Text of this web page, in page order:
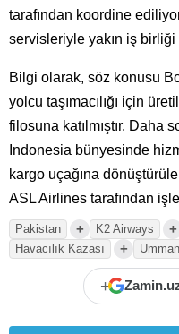
tarafından koordine
servisleriyle yakın iş birliği
Bilgi olarak, söz konusu
yolcu taşımacılığı için
filosuna katılmıştır. Daha
Indonesia bünyesinde
kargo uçağına
ASL Airlines tarafından
Pakistan + K2 Airways +
Havacılık Kazası +
+